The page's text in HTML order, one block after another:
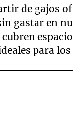
de gajos
gastar en
para los